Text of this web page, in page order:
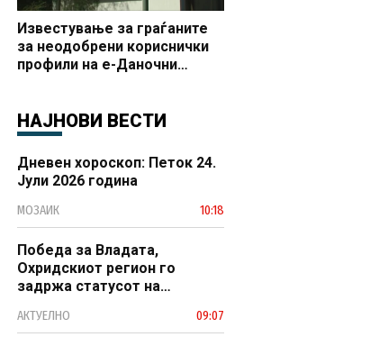
Известување за граѓаните
за неодобрени кориснички
профили на е-Даночни
НАЈНОВИ ВЕСТИ
Дневен хороскоп: Петок 24.
Јули 2026 година
МОЗАИК 10:18
Победа за Владата,
Охридскиот регион го
задржа статусот на
наследство
АКТУЕЛНО 09:07